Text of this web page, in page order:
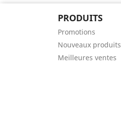
PRODUITS
Promotions
Nouveaux produits
Meilleures ventes